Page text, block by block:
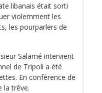
libanais était sorti
violemment les
les pourparlers de
Salamé intervient
de Tripoli a été
En conférence de
la trêve.